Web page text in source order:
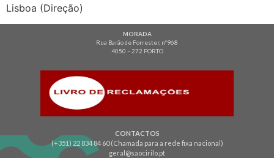
Lisboa (Direção)
MORADA
Rua Barão de Forrester, nº968
4050 – 272 PORTO
CONTACTOS
(+351) 22 834 84 60 (Chamada para a rede fixa nacional)
geral@saocirilo.pt